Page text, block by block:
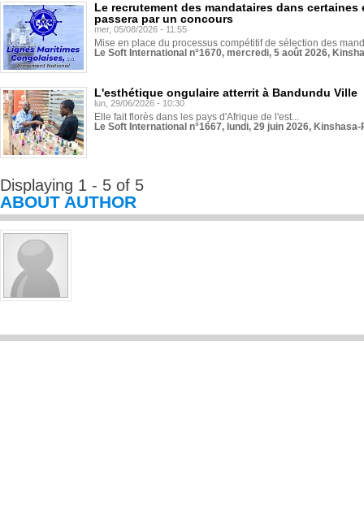
Le recrutement des mandataires dans
passera par un concours
mer, 05/08/2026 - 11:55
Mise en place du processus compétitif de sélection des
Le Soft International n°1670, mercredi, 5 août 2026,
L'esthétique ongulaire atterrit à Bandundu Ville
lun, 29/06/2026 - 10:30
Elle fait florès dans les pays d'Afrique de l'est...
Le Soft International n°1667, lundi, 29 juin 2026,
Displaying 1 - 5 of 5
ABOUT AUTHOR